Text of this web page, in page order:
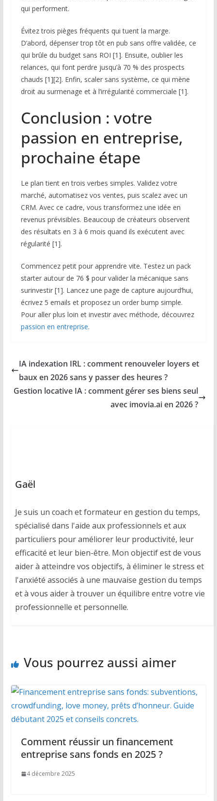
qui performent.
Évitez trois pièges fréquents qui tuent la marge.
D’abord, dépenser trop tôt en pub sans offre validée, ce
qui brûle du budget sans ROI [1]. Ensuite, oublier les
relances, qui font perdre jusqu’à 70 % des prospects
chauds [1][2]. Enfin, scaler sans système, ce qui mène
droit au surmenage et à l’irrégularité commerciale [1].
Conclusion : votre
passion en entreprise,
prochaine étape
Le plan tient en trois verbes simples. Validez votre
marché, automatisez vos ventes, puis scalez avec un
CRM. Avec ce cadre, vous transformez une idée en
revenus prévisibles. Beaucoup de créateurs observent
des résultats en 3 à 6 mois quand ils exécutent avec
régularité [1].
Commencez petit pour apprendre vite. Testez un pack
starter autour de 76 $ pour valider la mécanique sans
surinvestir [1]. Lancez une page de capture aujourd’hui,
écrivez 5 emails et proposez un order bump simple.
Pour aller plus loin et investir avec méthode, découvrez
passion en entreprise.
IA indexation IRL : comment renouveler loyers et
baux en 2026 sans y passer des heures ?
Gestion locative IA : comment gérer ses biens seul
avec imovia.ai en 2026 ?
Gaël
Je suis un coach et formateur en gestion du temps,
spécialisé dans l'aide aux professionnels et aux
particuliers pour améliorer leur productivité, leur
efficacité et leur bien-être. Mon objectif est de vous
aider à atteindre vos objectifs, à éliminer le stress et
l'anxiété associés à une mauvaise gestion du temps
et à vous aider à trouver un équilibre entre votre vie
professionnelle et personnelle.
Vous pourrez aussi aimer
Comment réussir un financement
entreprise sans fonds en 2025 ?
4 décembre 2025